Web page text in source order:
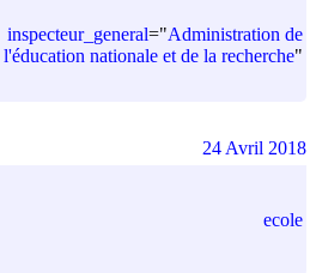
inspecteur_general="Administration de
l'éducation nationale et de la recherche"
ecole
24 Avril 2018